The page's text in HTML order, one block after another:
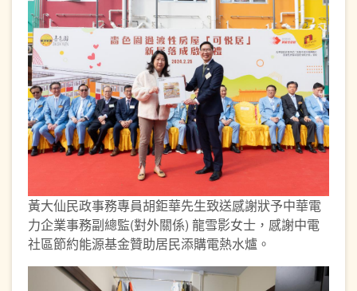
黃大仙民政事務專員胡鉅華先生致送感謝狀予中華電
力企業事務副總監(對外關係) 龍雪影女士，感謝中電
社區節約能源基金贊助居民添購電熱水爐。